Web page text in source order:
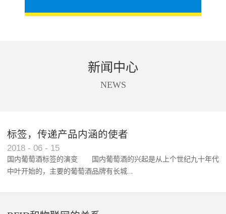
新闻中心
NEWS
标签，传递产品内涵的使者
2018 - 06 - 15
国内葡萄酒标签的演变 国内葡萄酒的兴起是从上个世纪九十年代
中叶开始的，主要的葡萄酒品牌有长城...